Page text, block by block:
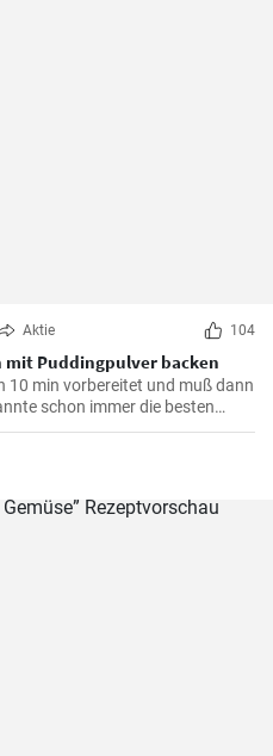
Aktie 104
mit Puddingpulver backen
10 min vorbereitet und muß dann
schon immer die besten
und dieser wird mit Vanille